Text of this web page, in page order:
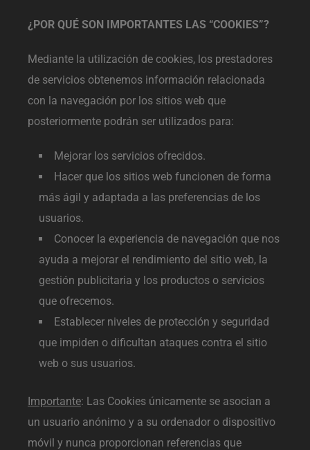
¿POR QUÉ SON IMPORTANTES LAS “COOKIES”?
Mediante la utilización de cookies, los prestadores
de servicios obtenemos información relacionada
con la navegación por los sitios web que
posteriormente podrán ser utilizados para:
Mejorar los servicios ofrecidos.
Hacer que los sitios web funcionen de forma
más ágil y adaptada a las preferencias de los
usuarios.
Conocer la experiencia de navegación que nos
ayuda a mejorar el rendimiento del sitio web, la
gestión publicitaria y los productos o servicios
que ofrecemos.
Establecer niveles de protección y seguridad
que impiden o dificultan ataques contra el sitio
web o sus usuarios.
Importante: Las Cookies únicamente se asocian a
un usuario anónimo y a su ordenador o dispositivo
móvil y nunca proporcionan referencias que